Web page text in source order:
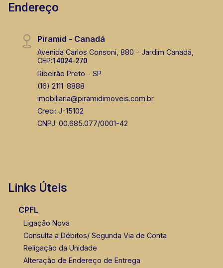
Endereço
Piramid - Canadá
Avenida Carlos Consoni, 880 - Jardim Canadá,
CEP:14024-270
Ribeirão Preto - SP
(16) 2111-8888
imobiliaria@piramidimoveis.com.br
Creci: J-15102
CNPJ: 00.685.077/0001-42
Links Úteis
CPFL
Ligação Nova
Consulta a Débitos/ Segunda Via de Conta
Religação da Unidade
Alteração de Endereço de Entrega